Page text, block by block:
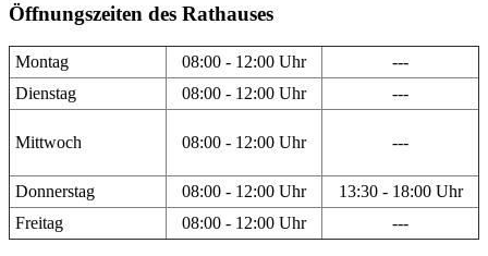
Öffnungszeiten des Rathauses
Montag 08:00 - 12:00 Uhr
---
Dienstag
08:00 - 12:00 Uhr ---
Mittwoch 08:00 - 12:00 Uhr ---
Donnerstag 08:00 - 12:00 Uhr
13:30 - 18:00 Uhr
Freitag
08:00 - 12:00 Uhr ---